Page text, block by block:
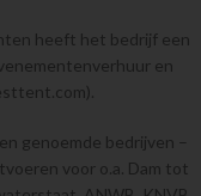
heeft het bedrijf een
en
genoemde bedrijven –
voor o.a. Dam tot